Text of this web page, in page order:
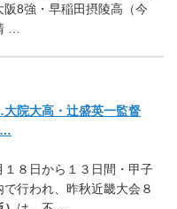
8強・早稲田摂陵高（今
…
院大高・辻盛英一監督
…
８日から１３日間・甲子
行われ、昨秋近畿大会８